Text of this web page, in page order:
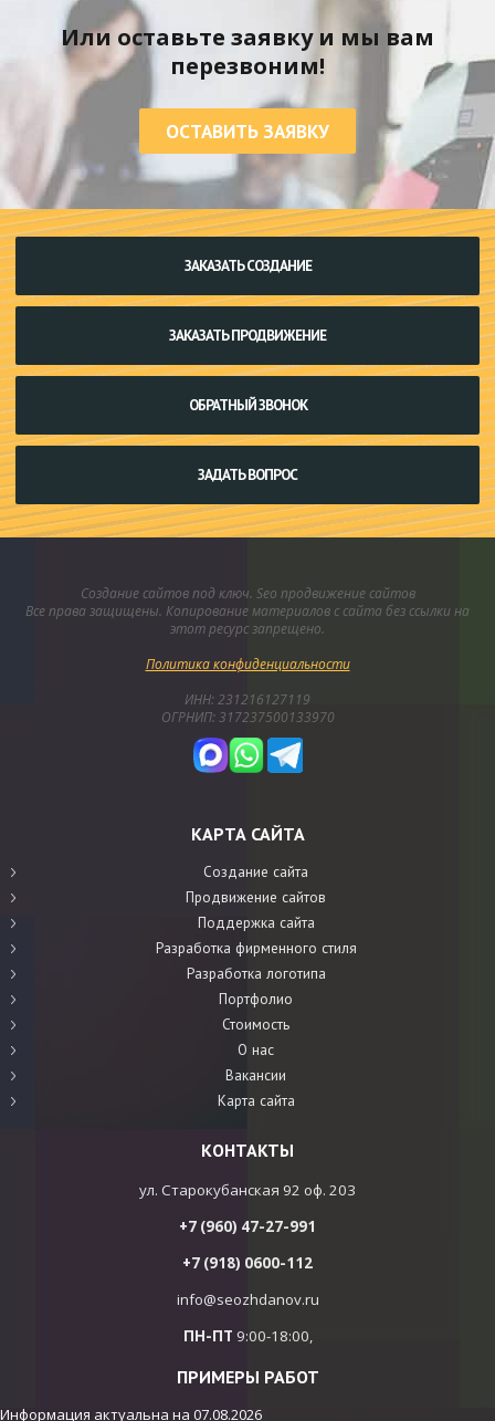
Или оставьте заявку и мы вам
перезвоним!
ОСТАВИТЬ ЗАЯВКУ
ЗАКАЗАТЬ СОЗДАНИЕ
ЗАКАЗАТЬ ПРОДВИЖЕНИЕ
ОБРАТНЫЙ ЗВОНОК
ЗАДАТЬ ВОПРОС
Создание сайтов под ключ. Seo продвижение сайтов
Все права защищены. Копирование материалов с сайта без ссылки на
этот ресурс запрещено.
Политика конфиденциальности
ИНН: 231216127119
ОГРНИП: 317237500133970
КАРТА САЙТА
Создание сайта
Продвижение сайтов
Поддержка сайта
Разработка фирменного стиля
Разработка логотипа
Портфолио
Стоимость
О нас
Вакансии
Карта сайта
КОНТАКТЫ
ул. Старокубанская 92 оф. 203
+7 (960) 47-27-991
+7 (918) 0600-112
info@seozhdanov.ru
ПН-ПТ 9:00-18:00,
ПРИМЕРЫ РАБОТ
Информация актуальна на 07.08.2026